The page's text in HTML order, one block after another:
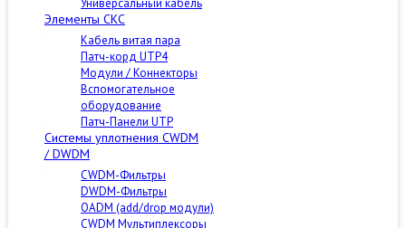
Универсальный кабель
Элементы СКС
Кабель витая пара
Патч-корд UTP4
Модули / Коннекторы
Вспомогательное
оборудование
Патч-Панели UTP
Cистемы уплотнения CWDM
/ DWDM
CWDM-Фильтры
DWDM-Фильтры
OADM (add/drop модули)
CWDM Мультиплексоры